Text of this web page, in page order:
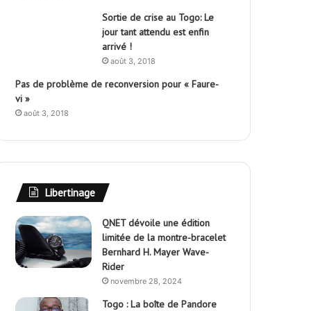
Sortie de crise au Togo: Le
jour tant attendu est enfin
arrivé !
août 3, 2018
Pas de problème de reconversion pour « Faure-
vi »
août 3, 2018
Libertinage
QNET dévoile une édition
limitée de la montre-bracelet
Bernhard H. Mayer Wave-
Rider
novembre 28, 2024
Togo : La boîte de Pandore